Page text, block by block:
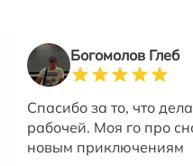
Богомолов Глеб
Спасибо за то, что
рабочей. Моя го про
новым приключениям